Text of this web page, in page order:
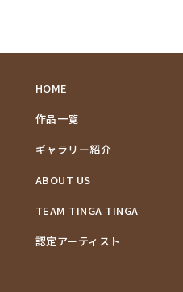
HOME
作品一覧
ギャラリー紹介
ABOUT US
TEAM TINGA TINGA
認定アーティスト